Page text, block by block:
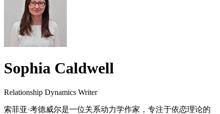
Sophia Caldwell
Relationship Dynamics Writer
索菲亚·考德威尔是一位关系动力学作家，专注于依恋理论的